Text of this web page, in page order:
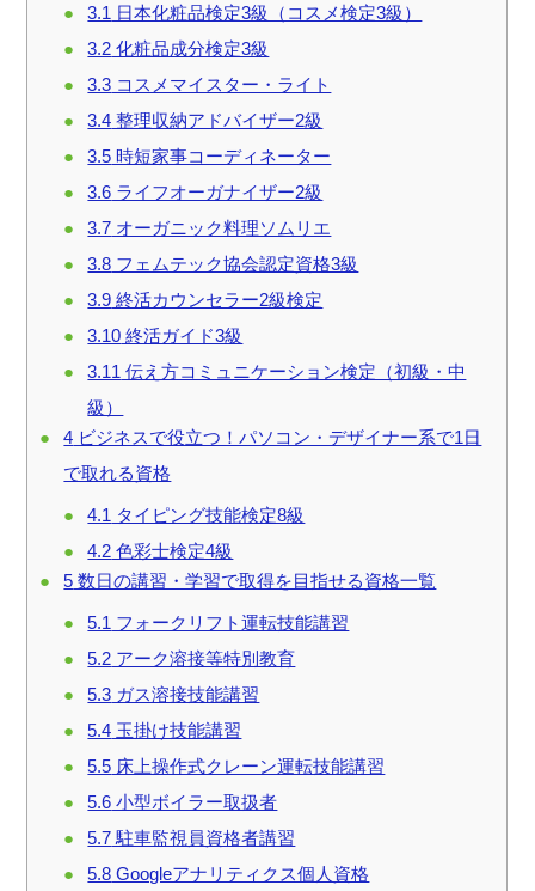
3.1 日本化粧品検定3級（コスメ検定3級）
3.2 化粧品成分検定3級
3.3 コスメマイスター・ライト
3.4 整理収納アドバイザー2級
3.5 時短家事コーディネーター
3.6 ライフオーガナイザー2級
3.7 オーガニック料理ソムリエ
3.8 フェムテック協会認定資格3級
3.9 終活カウンセラー2級検定
3.10 終活ガイド3級
3.11 伝え方コミュニケーション検定（初級・中
級）
4 ビジネスで役立つ！パソコン・デザイナー系で1日
で取れる資格
4.1 タイピング技能検定8級
4.2 色彩士検定4級
5 数日の講習・学習で取得を目指せる資格一覧
5.1 フォークリフト運転技能講習
5.2 アーク溶接等特別教育
5.3 ガス溶接技能講習
5.4 玉掛け技能講習
5.5 床上操作式クレーン運転技能講習
5.6 小型ボイラー取扱者
5.7 駐車監視員資格者講習
5.8 Googleアナリティクス個人資格